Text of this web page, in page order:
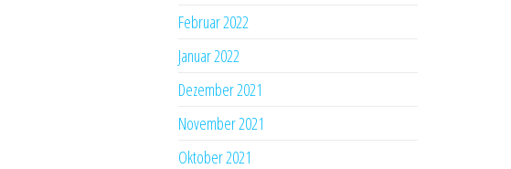
Februar 2022
Januar 2022
Dezember 2021
November 2021
Oktober 2021